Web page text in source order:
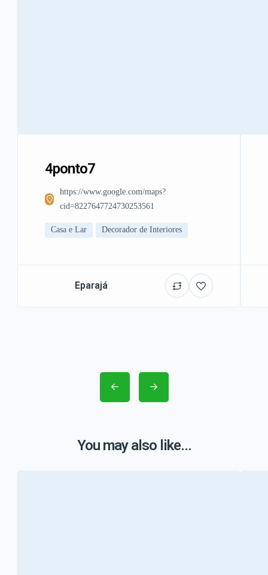
4ponto7
https://www.google.com/maps?
cid=8227647724730253561
Casa e Lar Decorador de Interiores
Eparajá
You may also like...